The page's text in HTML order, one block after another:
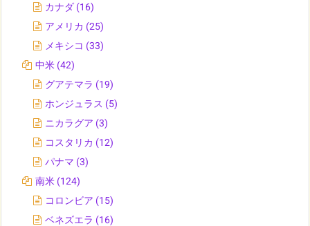
カナダ (16)
アメリカ (25)
メキシコ (33)
中米 (42)
グアテマラ (19)
ホンジュラス (5)
ニカラグア (3)
コスタリカ (12)
パナマ (3)
南米 (124)
コロンビア (15)
ベネズエラ (16)